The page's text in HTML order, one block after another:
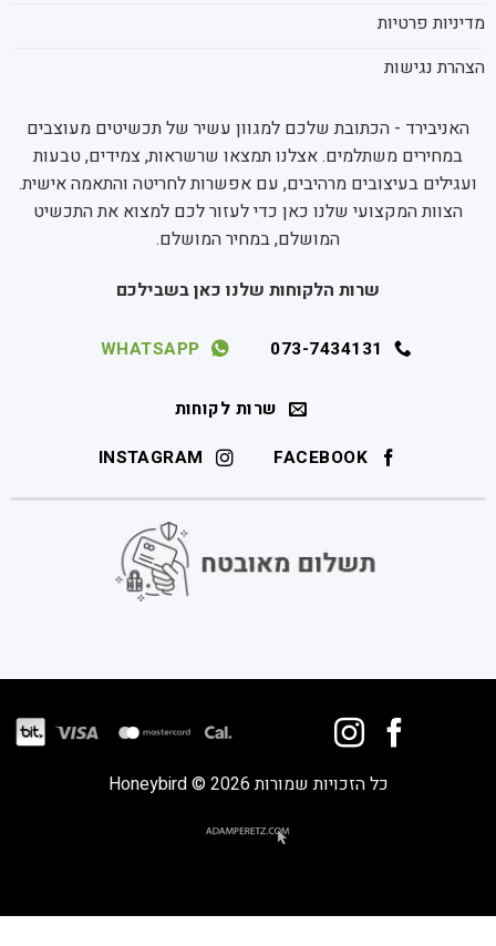
מדיניות פרטיות
הצהרת נגישות
האניבירד - הכתובת שלכם למגוון עשיר של תכשיטים מעוצבים
במחירים משתלמים. אצלנו תמצאו שרשראות, צמידים, טבעות
ועגילים בעיצובים מרהיבים, עם אפשרות לחריטה והתאמה אישית.
הצוות המקצועי שלנו כאן כדי לעזור לכם למצוא את התכשיט
המושלם, במחיר המושלם.
שרות הלקוחות שלנו כאן בשבילכם
073-7434131
WHATSAPP
שרות לקוחות
FACEBOOK
INSTAGRAM
כל הזכויות שמורות 2026 © Honeybird